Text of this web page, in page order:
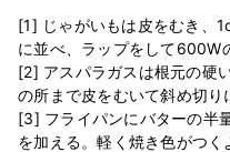
[1] じゃがいもは皮をむき、
に並べ、ラップをして600W
[2] アスパラガスは根元の硬
の所まで皮をむいて斜め切り
[3] フライパンにバターの半
を加える。軽く焼き色がつく